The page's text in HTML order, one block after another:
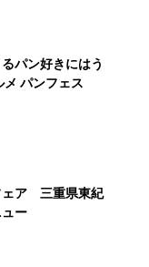
パン好きにはう
パンフェス
ェア 三重県東紀
ー